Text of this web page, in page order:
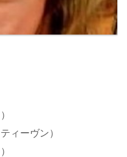
ィーヴン）